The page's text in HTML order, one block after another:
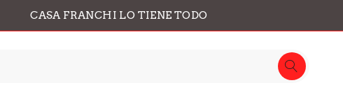
CASA FRANCHI LO TIENE TODO